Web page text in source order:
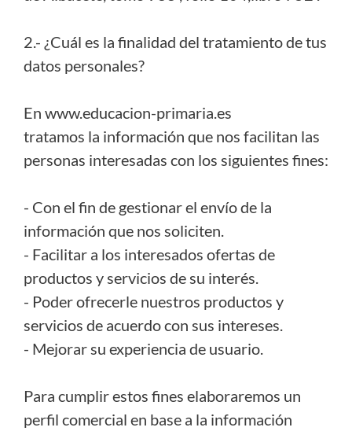
2.- ¿Cuál es la finalidad del tratamiento de tus
datos personales?
En www.educacion-primaria.es
tratamos la información que nos facilitan las
personas interesadas con los siguientes fines:
- Con el fin de gestionar el envío de la
información que nos soliciten.
- Facilitar a los interesados ofertas de
productos y servicios de su interés.
- Poder ofrecerle nuestros productos y
servicios de acuerdo con sus intereses.
- Mejorar su experiencia de usuario.
Para cumplir estos fines elaboraremos un
perfil comercial en base a la información